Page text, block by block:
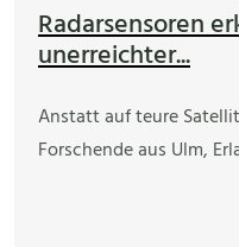
Radarsensoren
unerreichter...
Anstatt auf teure
Forschende aus Ulm,